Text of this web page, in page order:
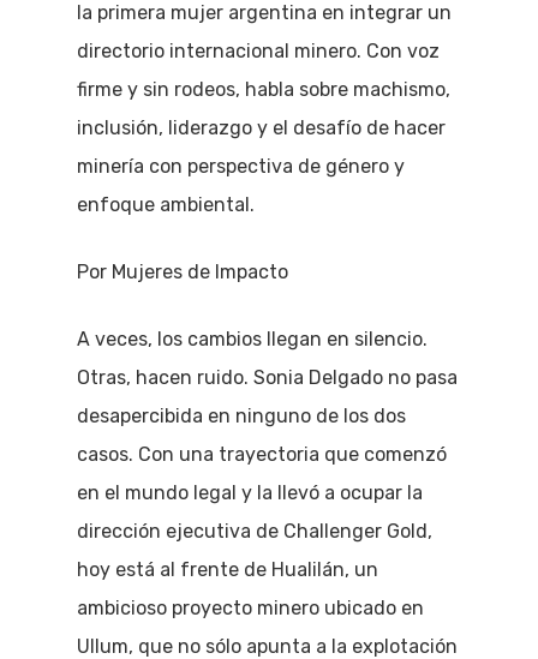
la primera mujer argentina en integrar un
directorio internacional minero. Con voz
firme y sin rodeos, habla sobre machismo,
inclusión, liderazgo y el desafío de hacer
minería con perspectiva de género y
enfoque ambiental.
Por Mujeres de Impacto
A veces, los cambios llegan en silencio.
Otras, hacen ruido. Sonia Delgado no pasa
desapercibida en ninguno de los dos
casos. Con una trayectoria que comenzó
en el mundo legal y la llevó a ocupar la
dirección ejecutiva de Challenger Gold,
hoy está al frente de Hualilán, un
ambicioso proyecto minero ubicado en
Ullum, que no sólo apunta a la explotación